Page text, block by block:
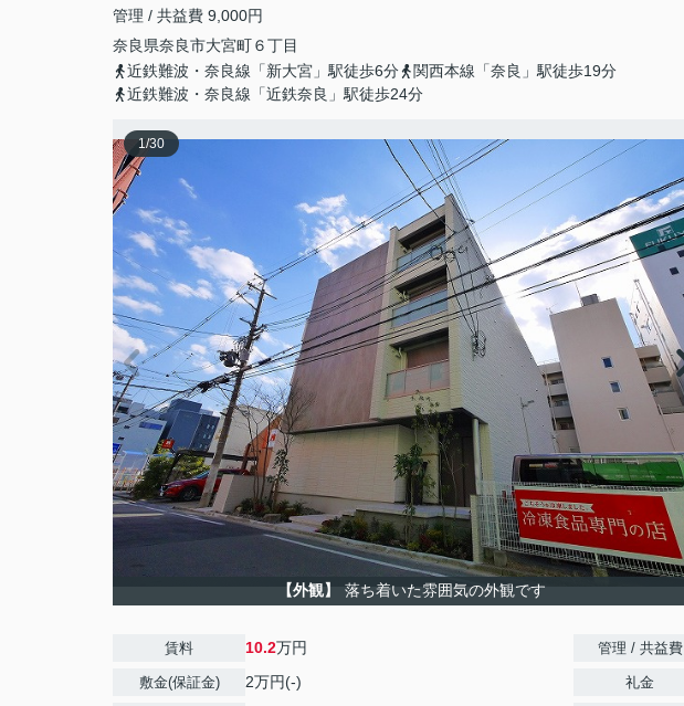
管理 / 共益費 9,000円
奈良県奈良市大宮町６丁目
近鉄難波・奈良線「新大宮」駅徒歩6分
関西本線「奈良」駅徒歩19分
近鉄難波・奈良線「近鉄奈良」駅徒歩24分
1/30
【外観】 落ち着いた雰囲気の外観です
賃料 10.2万円
敷金(保証金) 2万円(-)
管理 / 共益費
礼金